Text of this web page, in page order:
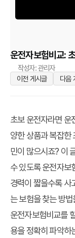
운전자보험비교:
작성자: 관리자
이전 게시글
다음
초보 운전자라면 운
양한 상품과 복잡한
민이 많으시죠? 이
수 있도록 운전자보
경력이 짧을수록 사
는 보험을 찾는 방
운전자보험비교를
용을 정확히 파악하